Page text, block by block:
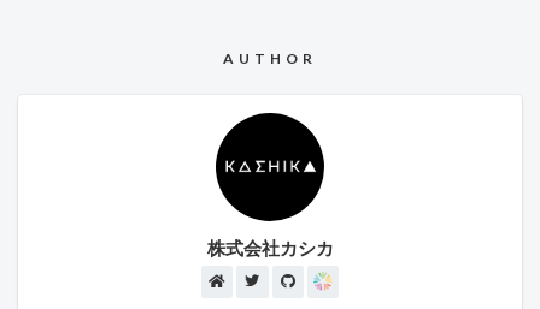
トール LLMモデルダウンロードコマンドの取得 Ollama経由でダウンロ
て まとめ 最近のAI環境 ここ数年AI関連の競争が激しい状況が続いていま
すが、特に2024年末～2025年初頭の現在、さらにその傾向が強くなっ
ています。 以下は2024年末～2025年の話題をまとめたものです。 発表
日 企業 モデル名 主な特徴・内容 2024/12/17 OpenAI o1 専門的な内容に
強いモデル リンク 2024/12/26 DeepSeek V3 オープンソース、OpenAI互
換APIを特徴とする安価なモデル リンク 2025/01/20 DeepSeek R1
OpenAI Operator ブラウザ操作が可能なエージェント リンク
デル リンク 2025/02/02 OpenAI Deep Research アナリスト等の利用を想
AUTHOR
株式会社カシカ